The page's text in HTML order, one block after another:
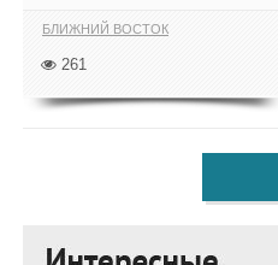
БЛИЖНИЙ ВОСТОК
261